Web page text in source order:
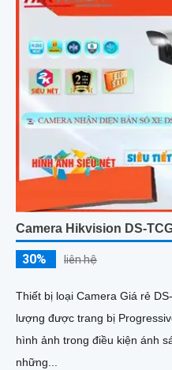
Camera Hikvision DS-
30% liên hệ
Thiết bị loại Camera Giá rẻ
lượng được trang bị
hình ảnh trong điều kiện ánh sáng yếu. Ấn
những...